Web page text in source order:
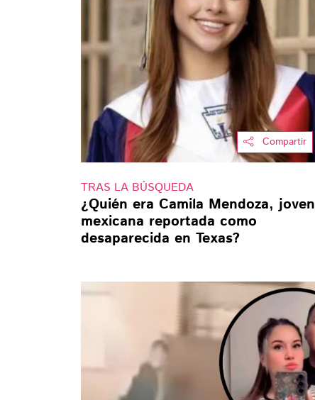
Compartir
TRAS LA BÚSQUEDA
¿Quién era Camila Mendoza, joven
mexicana reportada como
desaparecida en Texas?